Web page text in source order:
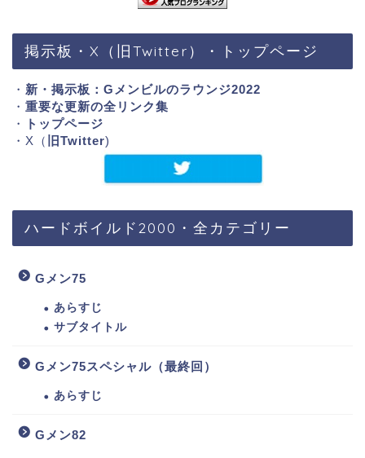
掲示板・X（旧Twitter）・トップページ
・ 新・掲示板：Gメンビルのラウンジ2022
・ 重要な更新の全リンク集
・
トップページ
・X（ 旧Twitter)
ハードボイルド2000・全カテゴリー
Gメン75
あらすじ
サブタイトル
Gメン75スペシャル（最終回）
あらすじ
Gメン82